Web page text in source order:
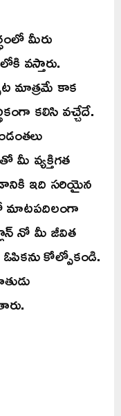
మీరు
వస్తారు.
మాత్రమే కాక
కలిసి వచ్చేదే.
మీ వ్యక్తిగత
ఇది సరియైన
మాటపదిలంగా
నో మీ జీవిత
కోల్పోకండి.